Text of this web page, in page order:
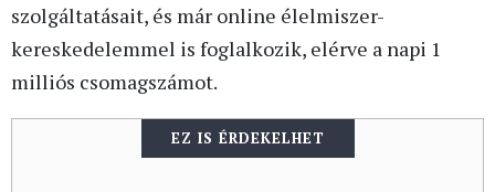
szolgáltatásait, és már online élelmiszer-
kereskedelemmel is foglalkozik, elérve a napi 1
milliós csomagszámot.
EZ IS ÉRDEKELHET